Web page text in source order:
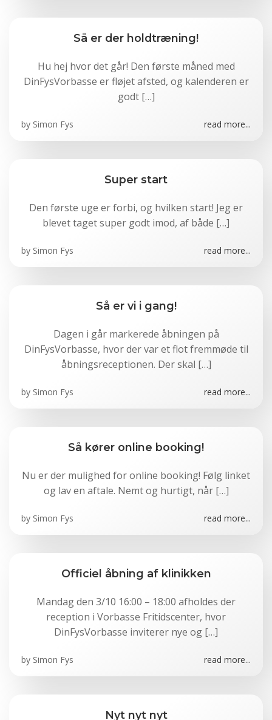
Så er der holdtræning!
Hu hej hvor det går! Den første måned med
DinFysVorbasse er fløjet afsted, og kalenderen er
godt […]
by Simon Fys read more...
Super start
Den første uge er forbi, og hvilken start! Jeg er
blevet taget super godt imod, af både […]
by Simon Fys read more...
Så er vi i gang!
Dagen i går markerede åbningen på
DinFysVorbasse, hvor der var et flot fremmøde til
åbningsreceptionen. Der skal […]
by Simon Fys read more...
Så kører online booking!
Nu er der mulighed for online booking! Følg linket
og lav en aftale. Nemt og hurtigt, når […]
by Simon Fys read more...
Officiel åbning af klinikken
Mandag den 3/10 16:00 – 18:00 afholdes der
reception i Vorbasse Fritidscenter, hvor
DinFysVorbasse inviterer nye og […]
by Simon Fys read more...
Nyt nyt nyt